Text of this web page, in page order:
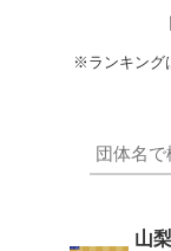
※ランキング
山